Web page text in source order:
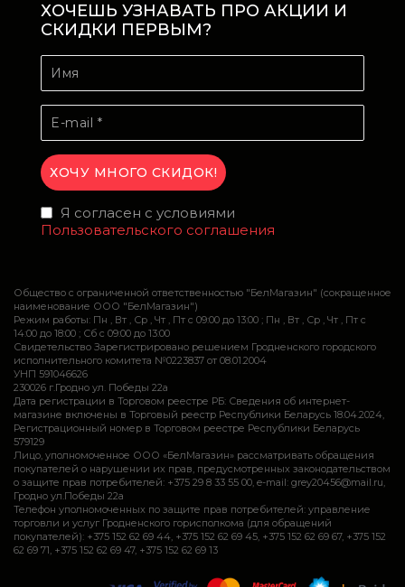
ХОЧЕШЬ УЗНАВАТЬ ПРО АКЦИИ И
СКИДКИ ПЕРВЫМ?
Я согласен с условиями
Пользовательского соглашения
Общество с ограниченной ответственностью "БелМагазин" (сокращенное
наименование ООО "БелМагазин")
Режим работы: Пн , Вт , Ср , Чт , Пт c 09:00 до 13:00 ; Пн , Вт , Ср , Чт , Пт c
14:00 до 18:00 ; Сб c 09:00 до 13:00
Свидетельство Зарегистрировано решением Гродненского городского
исполнительного комитета №0223837 от 08.01.2004
УНП 591046626
230026 г.Гродно ул. Победы 22а
Дата регистрации в Торговом реестре РБ: Сведения об интернет-
магазине включены в Торговый реестр Республики Беларусь 18.04.2024,
Регистрационный номер в Торговом реестре Республики Беларусь
579129
Лицо, уполномоченное ООО «БелМагазин» рассматривать обращения
покупателей о нарушении их прав, предусмотренных законодательством
о защите прав потребителей: +375 29 8 33 55 00, e-mail: grey20456@mail.ru,
Гродно ул.Победы 22а
Телефон уполномоченных по защите прав потребителей: управление
торговли и услуг Гродненского горисполкома (для обращений
покупателей): +375 152 62 69 44, +375 152 62 69 45, +375 152 62 69 67, +375 152
62 69 71, +375 152 62 69 47, +375 152 62 69 13